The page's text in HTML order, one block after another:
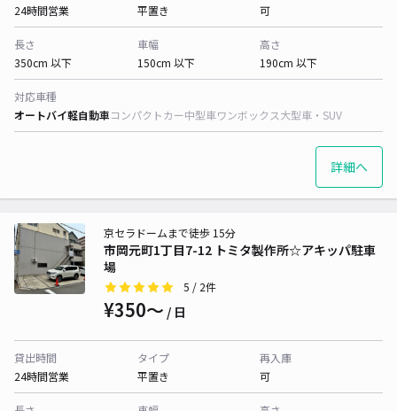
24時間営業
平置き
可
長さ
350cm 以下
車幅
150cm 以下
高さ
190cm 以下
対応車種
オートバイ軽自動車コンパクトカー中型車ワンボックス大型車・SUV
詳細へ
市岡元町1丁目7-12 トミタ製作所☆アキッパ駐車
場
京セラドームまで徒歩 15分
5 / 2件
¥350〜 / 日
貸出時間
24時間営業
タイプ
平置き
再入庫
可